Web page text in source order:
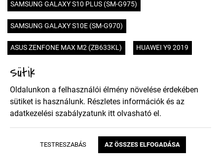
SAMSUNG GALAXY S10 PLUS (SM-G975)
SAMSUNG GALAXY S10E (SM-G970)
ASUS ZENFONE MAX M2 (ZB633KL) HUAWEI Y9 2019
SAMSUNG GALAXY J3 2018 (J337)
HUAWEI HONOR VIEW 20 HUAWEI Y7 2019
SONY XPERIA 10 PLUS SONY XPERIA 10
SAMSUNG GALAXY A40 (SM-405)
Sütik
Oldalunkon a felhasználói élmény növelése érdekében
sütiket is használunk. Részletes információk és az
adatkezelési szabályzatunk itt olvasható el.
TESTRESZABÁS AZ ÖSSZES ELFOGADÁSA